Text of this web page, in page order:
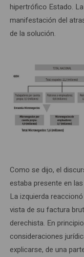
hipertrófico Estado.
manifestación del
de la solución.
Como se dijo, el
estaba presente en
La izquierda
vista de su factura
derechista. En
consideraciones
explicarse, de una